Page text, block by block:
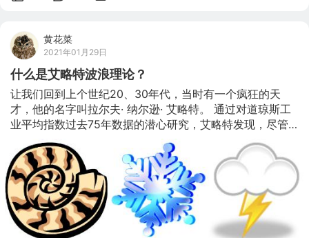
黄花菜
2021年01月29日
什么是艾略特波浪理论？
让我们回到上个世纪20、30年代，当时有一个疯狂的天
才，他的名字叫拉尔夫· 纳尔逊· 艾略特。 通过对道琼斯工
业平均指数过去75年数据的潜心研究，艾略特发现，尽管
初看上去股市在一定程度上呈现出无需的波动特性，但实际
上，不断变化的股价结构形态反映着自然的和谐之美。 当
艾略特年近66岁时，他最终收集到了最够的证据，也收获
了足够的信心来向整个世界一起分享他的发现。 艾略特把
他的理论发布在波浪法则(The Wave Principle)一书中。 在
艾略特看来，市场呈现出重复循环的过程，他指出，这种变
化过程是投资者受外界因素影响导致其情绪变动所致，或在